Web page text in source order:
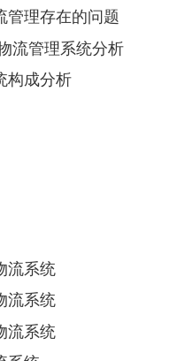
管理存在的问题
流管理系统分析
构成分析
流系统
流系统
流系统